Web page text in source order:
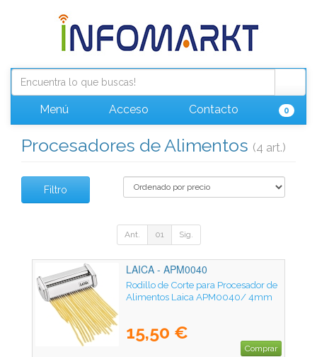
Menú Acceso Contacto 0
Procesadores de Alimentos (4 art.)
Filtro
Ant. 01 Sig.
LAICA - APM0040
Rodillo de Corte para Procesador de
Alimentos Laica APM0040/ 4mm
15,50 €
Comprar